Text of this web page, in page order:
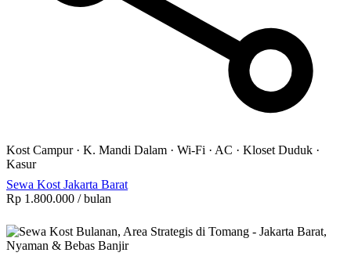
Kost Campur· K. Mandi Dalam · Wi-Fi · AC · Kloset Duduk ·
Kasur
Sewa Kost Jakarta Barat
Rp 1.800.000 / bulan